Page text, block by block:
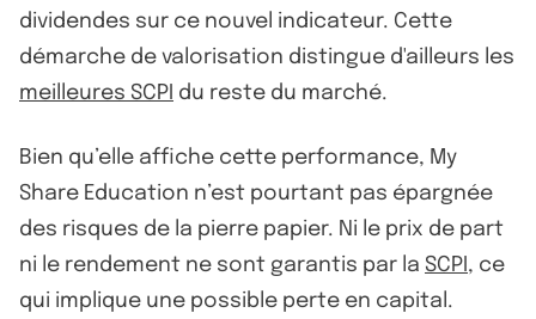
dividendes sur ce nouvel indicateur. Cette
démarche de valorisation distingue d'ailleurs les
meilleures SCPI du reste du marché.
Bien qu’elle affiche cette performance, My
Share Education n’est pourtant pas épargnée
des risques de la pierre papier. Ni le prix de part
ni le rendement ne sont garantis par la SCPI , ce
qui implique une possible perte en capital.